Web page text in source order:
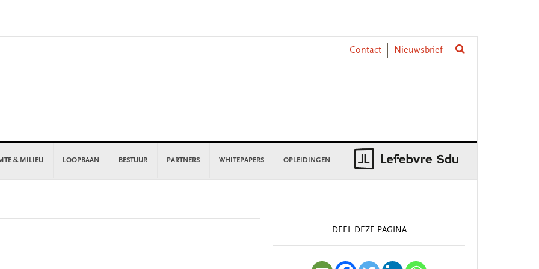
Contact
Nieuwsbrief
& MILIEU LOOPBAAN BESTUUR PARTNERS WHITEPAPERS OPLEIDINGEN
Sidebar
DEEL DEZE PAGINA